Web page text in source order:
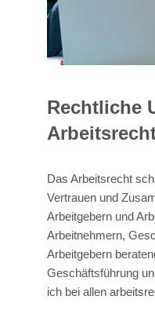
Rechtliche
Das Arbeitsrecht
Vertrauen und
Arbeitgebern und
Arbeitnehmern,
Arbeitgebern
Geschäftsführung
ich bei allen